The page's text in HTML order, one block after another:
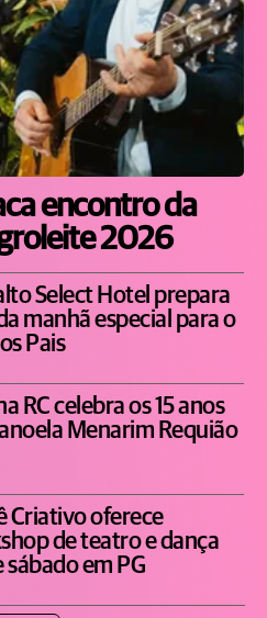
encontro da
2026
Select Hotel prepara
manhã especial para o
Pais
RC celebra os 15 anos
Menarim Requião
Criativo oferece
de teatro e dança
sábado em PG